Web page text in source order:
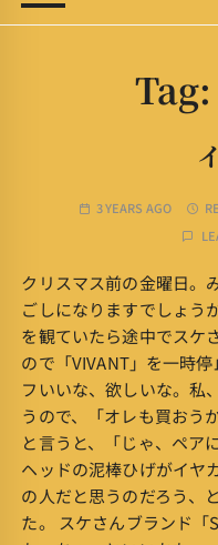
n
Tag:
3 YEARS AGO
クリスマス前の金曜日。
ごしになりますでしょう
を観ていたら途中でスケ
ので「VIVANT」を一時
フいいな、欲しいな。私
うので、「オレも買おう
と言うと、「じゃ、ペア
ヘッドの泥棒ひげがイヤ
の人だと思うのだろう、
た。 スケさんブランド「